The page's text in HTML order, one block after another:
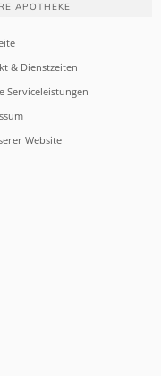
APOTHEKE
& Dienstzeiten
Serviceleistungen
Website